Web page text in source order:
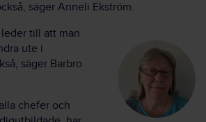
säger Anneli Ekström.
till att man
ute i
säger Barbro
chefer och